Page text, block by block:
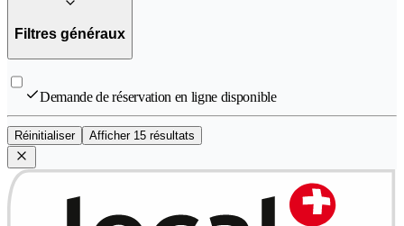
Filtres généraux
Demande de réservation en ligne disponible
Réinitialiser Afficher 15 résultats